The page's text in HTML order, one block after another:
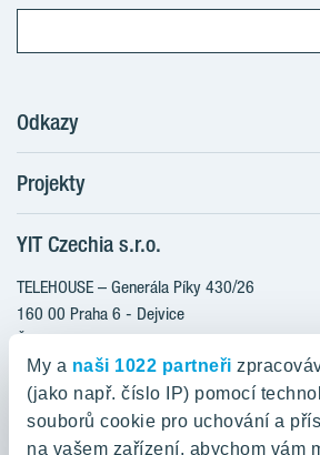
My a naši 1022 partneři
(jako např. číslo IP) pomocí
souborů cookie pro uchování a
na vašem zařízení, abychom vám
Odkazy
Postup koupě
Klientské změny
Aktuality
Blog
Kariéra
O nás
YIT PLUS
Projekty
RANTA Barrandov III
RANTA Barrandov IV
TOIVO Roztyly II
KALEVALA
VIRTA Kladno
YIT Czechia s.r.o.
TELEHOUSE – Generála Píky 430/26
160 00 Praha 6 - Dejvice
Česká republika
800 200 666
domov@yit.cz